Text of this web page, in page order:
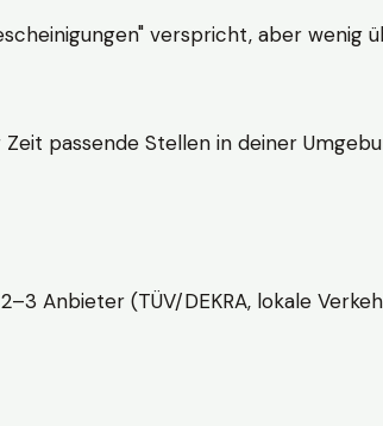
verspricht, aber
passende Stellen in deiner
Anbieter (TÜV/DEKRA, lokale